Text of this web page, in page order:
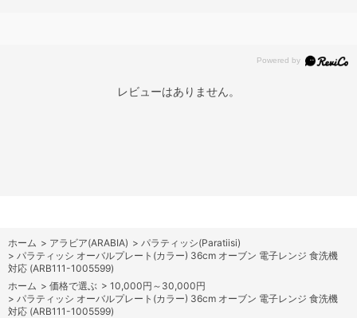
レビューはありません。
ホーム > アラビア(ARABIA) > パラティッシ(Paratiisi)
> パラティッシ オーバルプレート(カラー) 36cm オーブン 電子レンジ 食洗機
対応 (ARB111-1005599)
ホーム > 価格で選ぶ > 10,000円～30,000円
> パラティッシ オーバルプレート(カラー) 36cm オーブン 電子レンジ 食洗機
対応 (ARB111-1005599)